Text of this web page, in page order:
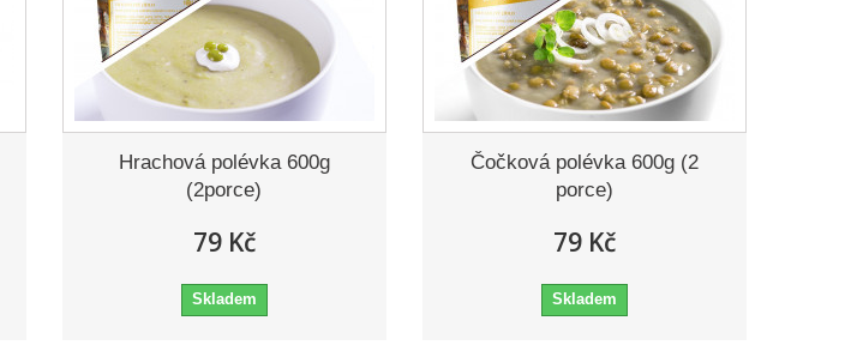
Hrachová polévka 600g
(2porce)
79 Kč
Skladem
Čočková polévka 600g (2
porce)
79 Kč
Skladem